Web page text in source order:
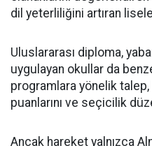
dil yeterliliğini artıran
Uluslararası diploma,
uygulayan okullar da
programlara yönelik talep,
puanlarını ve seçicilik
Ancak hareket yalnızca